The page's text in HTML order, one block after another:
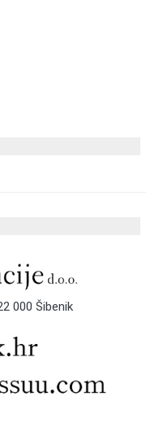
000 Šibenik